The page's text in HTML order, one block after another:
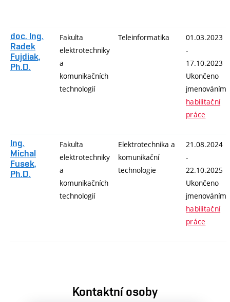
doc. Ing.
Radek
Fujdiak,
Ph.D.
Fakulta
elektrotechniky
a
komunikačních
technologií
Teleinformatika
01.03.2023
-
17.10.2023
Ukončeno
jmenováním
habilitační
práce
Ing.
Michal
Fusek,
Ph.D.
Fakulta
elektrotechniky
a
komunikačních
technologií
Elektrotechnika a
komunikační
technologie
21.08.2024
-
22.10.2025
Ukončeno
jmenováním
habilitační
práce
Kontaktní osoby